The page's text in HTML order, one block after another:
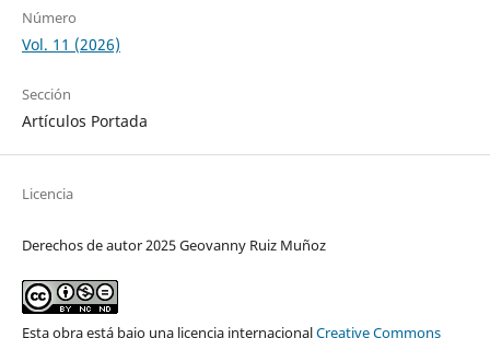
Número
Vol. 11 (2026)
Sección
Artículos Portada
Licencia
Derechos de autor 2025 Geovanny Ruiz Muñoz
Esta obra está bajo una licencia internacionalCreative Commons